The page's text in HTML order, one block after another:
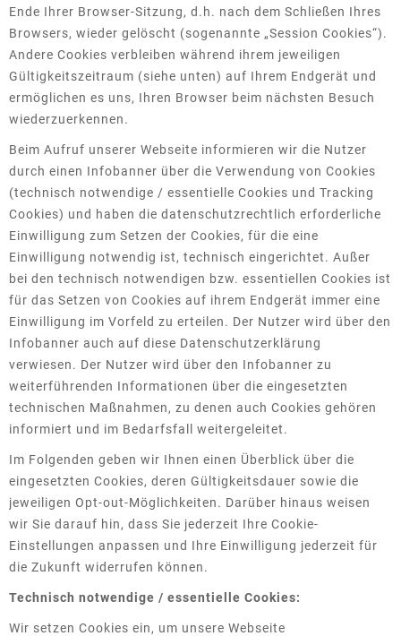
Ende Ihrer Browser-Sitzung, d.h. nach dem Schließen Ihres
Browsers, wieder gelöscht (sogenannte „Session Cookies“).
Andere Cookies verbleiben während ihrem jeweiligen
Gültigkeitszeitraum (siehe unten) auf Ihrem Endgerät und
ermöglichen es uns, Ihren Browser beim nächsten Besuch
wiederzuerkennen.
Beim Aufruf unserer Webseite informieren wir die Nutzer
durch einen Infobanner über die Verwendung von Cookies
(technisch notwendige / essentielle Cookies und Tracking
Cookies) und haben die datenschutzrechtlich erforderliche
Einwilligung zum Setzen der Cookies, für die eine
Einwilligung notwendig ist, technisch eingerichtet. Außer
bei den technisch notwendigen bzw. essentiellen Cookies ist
für das Setzen von Cookies auf ihrem Endgerät immer eine
Einwilligung im Vorfeld zu erteilen. Der Nutzer wird über den
Infobanner auch auf diese Datenschutzerklärung
verwiesen. Der Nutzer wird über den Infobanner zu
weiterführenden Informationen über die eingesetzten
technischen Maßnahmen, zu denen auch Cookies gehören
informiert und im Bedarfsfall weitergeleitet.
Im Folgenden geben wir Ihnen einen Überblick über die
eingesetzten Cookies, deren Gültigkeitsdauer sowie die
jeweiligen Opt-out-Möglichkeiten. Darüber hinaus weisen
wir Sie darauf hin, dass Sie jederzeit Ihre Cookie-
Einstellungen anpassen und Ihre Einwilligung jederzeit für
die Zukunft widerrufen können.
Technisch notwendige / essentielle Cookies:
Wir setzen Cookies ein, um unsere Webseite